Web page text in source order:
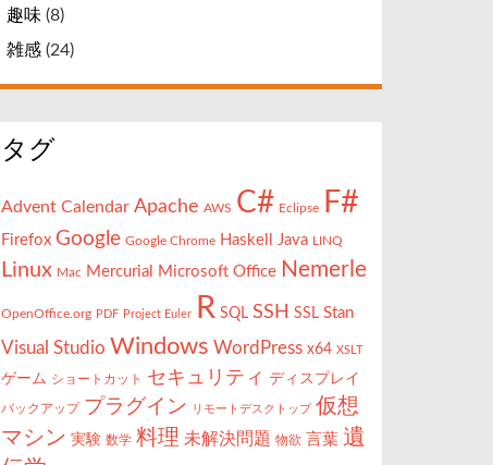
趣味 (8)
雑感 (24)
タグ
Advent Calendar Apache AWS C# Eclipse F#
Firefox Google Google Chrome Haskell Java LINQ
Linux Mac Mercurial Microsoft Office Nemerle
OpenOffice.org PDF Project Euler R SQL SSH SSL Stan
Visual Studio Windows WordPress x64 XSLT
ゲーム ショートカット セキュリティ ディスプレイ
バックアップ プラグイン リモートデスクトップ 仮想
マシン 実験 数学 料理 未解決問題 物欲 言葉 遺